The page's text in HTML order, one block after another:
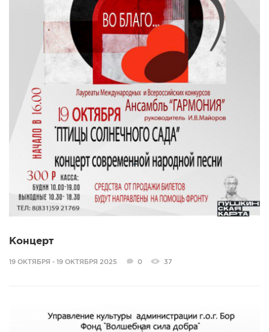
Концерт
19 ОКТЯБРЯ - 19 ОКТЯБРЯ 2025 0 37